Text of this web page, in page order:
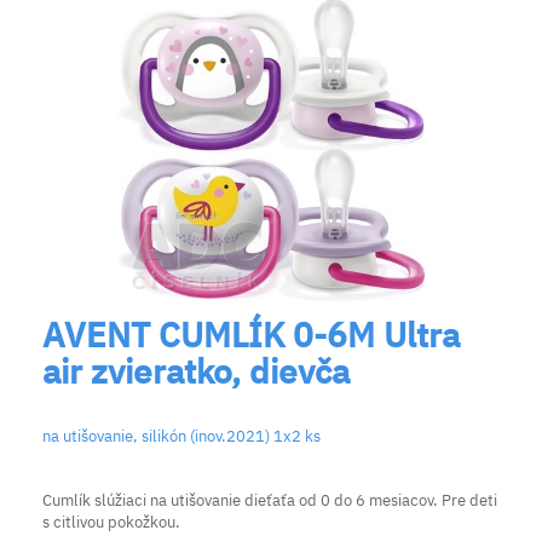
AVENT CUMLÍK 0-6M Ultra
air zvieratko, dievča
na utišovanie, silikón (inov.2021) 1x2 ks
Cumlík slúžiaci na utišovanie dieťaťa od 0 do 6 mesiacov. Pre deti
s citlivou pokožkou.